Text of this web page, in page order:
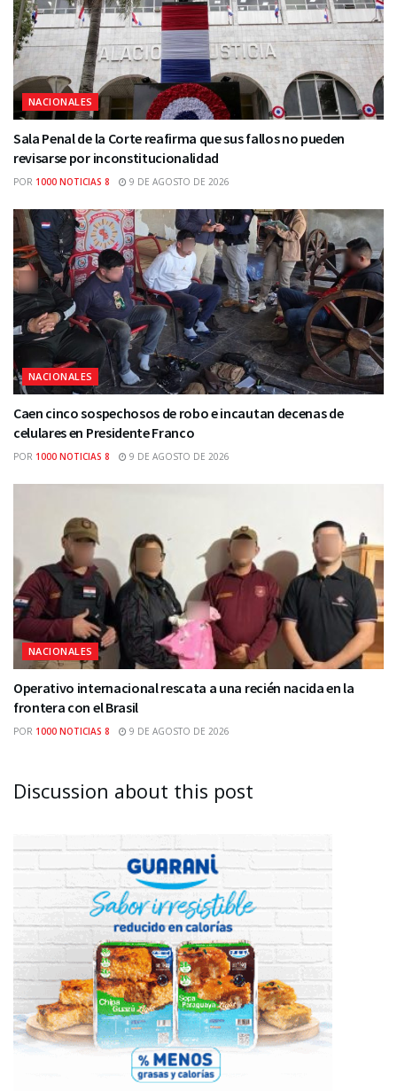
NACIONALES
Sala Penal de la Corte reafirma que sus fallos no pueden
revisarse por inconstitucionalidad
POR 1000 NOTICIAS 8 9 DE AGOSTO DE 2026
NACIONALES
Caen cinco sospechosos de robo e incautan decenas de
celulares en Presidente Franco
POR 1000 NOTICIAS 8 9 DE AGOSTO DE 2026
NACIONALES
Operativo internacional rescata a una recién nacida en la
frontera con el Brasil
POR 1000 NOTICIAS 8 9 DE AGOSTO DE 2026
Discussion about this post